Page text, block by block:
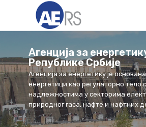
Агенција за
Републике Србије
Агенција за енергетику је
енергетици као регулаторно тело
надлежностима у секторима
природног гаса, нафте и нафтних